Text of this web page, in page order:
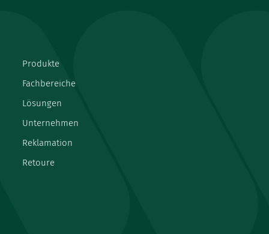
Produkte
Fachbereiche
Lösungen
Unternehmen
Reklamation
Retoure